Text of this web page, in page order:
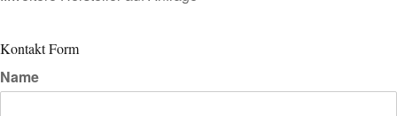
Kontakt Form
Name